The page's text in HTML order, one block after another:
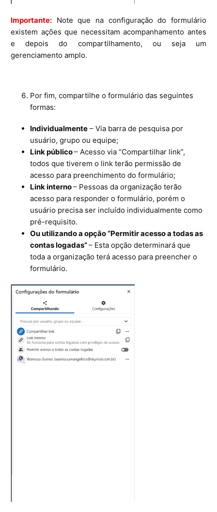
Importante: Note que na configuração do formulário
existem ações que necessitam acompanhamento antes
e depois do compartilhamento, ou seja um
gerenciamento amplo.
Por fim, compartilhe o formulário das seguintes
formas:
Individualmente – Via barra de pesquisa por
usuário, grupo ou equipe;
Link público– Acesso via “Compartilhar link”,
todos que tiverem o link terão permissão de
acesso para preenchimento do formulário;
Link interno– Pessoas da organização terão
acesso para responder o formulário, porém o
usuário precisa ser incluído individualmente como
pré-requisito.
Ou utilizando a opção “Permitir acesso a todas as
contas logadas”– Esta opção determinará que
toda a organização terá acesso para preencher o
formulário.